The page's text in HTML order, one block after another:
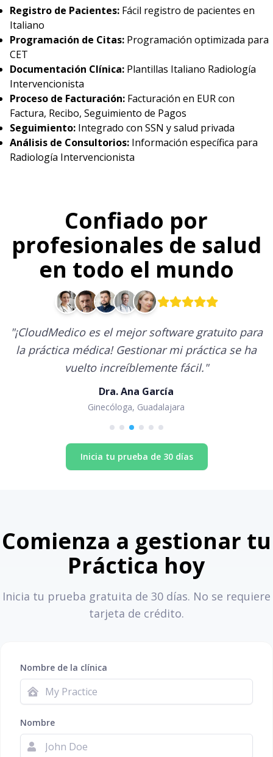
Registro de Pacientes: Fácil registro de pacientes en
Italiano
Programación de Citas: Programación optimizada para
CET
Documentación Clínica: Plantillas Italiano Radiología
Intervencionista
Proceso de Facturación: Facturación en EUR con
Factura, Recibo, Seguimiento de Pagos
Seguimiento: Integrado con SSN y salud privada
Análisis de Consultorios: Información específica para
Radiología Intervencionista
Confiado por
profesionales de salud
en todo el mundo
"¡CloudMedico es el mejor software gratuito para
la práctica médica! Gestionar mi práctica se ha
vuelto increíblemente fácil."
Dra. Ana García
Ginecóloga, Guadalajara
Inicia tu prueba de 30 días
Comienza a gestionar tu
Práctica hoy
Inicia tu prueba gratuita de 30 días. No se requiere
tarjeta de crédito.
Nombre de la clínica
Nombre